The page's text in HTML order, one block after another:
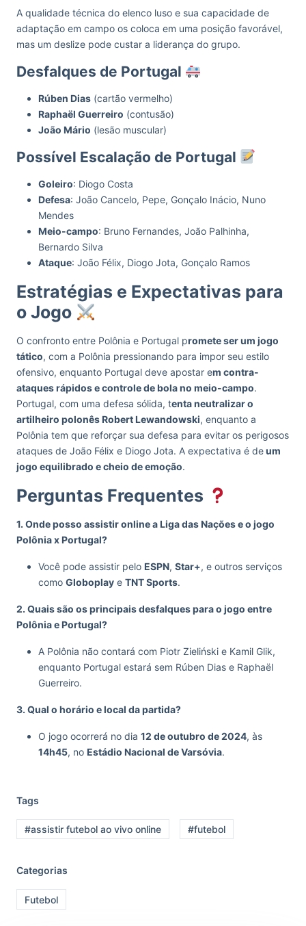
A qualidade técnica do elenco luso e sua capacidade de
adaptação em campo os coloca em uma posição favorável,
mas um deslize pode custar a liderança do grupo.
Desfalques de Portugal
Rúben Dias (cartão vermelho)
Raphaël Guerreiro (contusão)
João Mário (lesão muscular)
Possível Escalação de Portugal
Goleiro: Diogo Costa
Defesa: João Cancelo, Pepe, Gonçalo Inácio, Nuno
Mendes
Meio-campo: Bruno Fernandes, João Palhinha,
Bernardo Silva
Ataque: João Félix, Diogo Jota, Gonçalo Ramos
Estratégias e Expectativas para
o Jogo
O confronto entre Polônia e Portugal promete ser um jogo
tático, com a Polônia pressionando para impor seu estilo
ofensivo, enquanto Portugal deve apostar em contra-
ataques rápidos e controle de bola no meio-campo.
Portugal, com uma defesa sólida, tenta neutralizar o
artilheiro polonês Robert Lewandowski, enquanto a
Polônia tem que reforçar sua defesa para evitar os perigosos
ataques de João Félix e Diogo Jota. A expectativa é deum
jogo equilibrado e cheio de emoção.
Perguntas Frequentes
1. Onde posso assistir online a Liga das Nações e o jogo
Polônia x Portugal?
Você pode assistir pelo ESPN, Star+, e outros serviços
como Globoplay e TNT Sports.
2. Quais são os principais desfalques para o jogo entre
Polônia e Portugal?
A Polônia não contará com Piotr Zieliński e Kamil Glik,
enquanto Portugal estará sem Rúben Dias e Raphaël
Guerreiro.
3. Qual o horário e local da partida?
O jogo ocorrerá no dia 12 de outubro de 2024, às
14h45, no Estádio Nacional de Varsóvia.
Tags
#assistir futebol ao vivo online #futebol
Categorias
Futebol